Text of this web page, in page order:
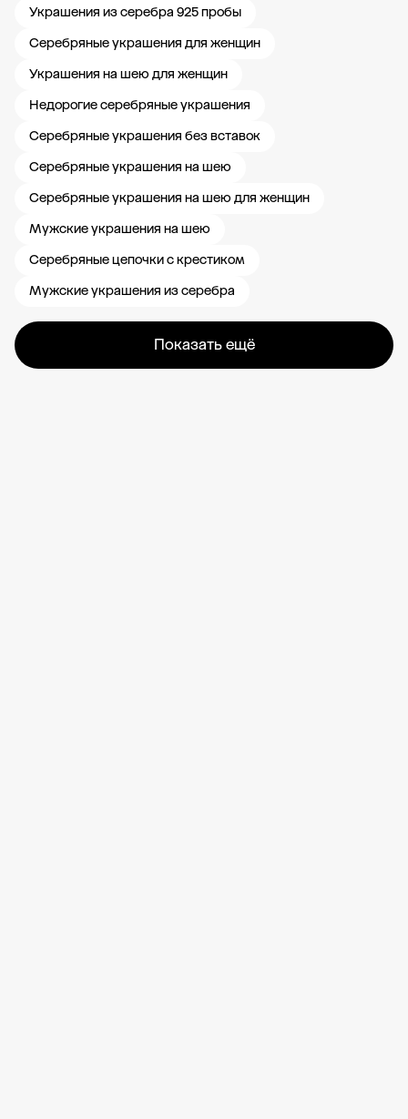
Украшения из серебра 925 пробы
Серебряные украшения для женщин
Украшения на шею для женщин
Недорогие серебряные украшения
Серебряные украшения без вставок
Серебряные украшения на шею
Серебряные украшения на шею для женщин
Мужские украшения на шею
Серебряные цепочки с крестиком
Мужские украшения из серебра
Показать ещё